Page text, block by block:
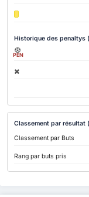
Historique des penaltys
PEN
Classement par résultat
Classement par Buts
Rang par buts pris